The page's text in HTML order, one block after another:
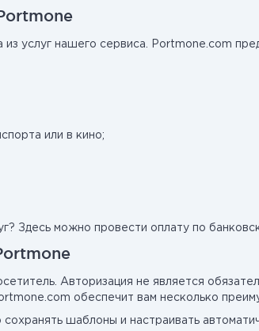
услуг нашего сервиса. Portmone.com
или в кино;
Здесь можно провести оплату по
Авторизация не является
обеспечит вам несколько
шаблоны и настраивать